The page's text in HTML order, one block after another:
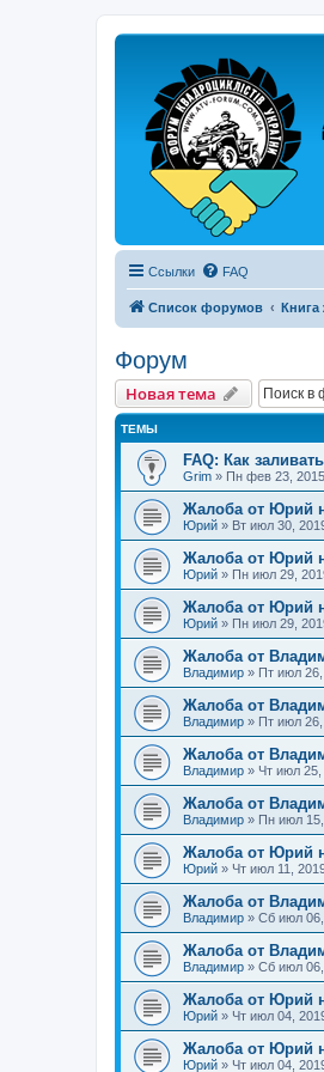
Ссылки FAQ
Список форумов Книга
Форум
Новая тема
ТЕМЫ
FAQ: Как
Grim » Пн фев 23,
Жалоба от Юрий
Юрий » Вт июл 30,
Жалоба от Юрий
Юрий » Пн июл 29,
Жалоба от Юрий
Юрий » Пн июл 29,
Жалоба от
Владимир » Пт июл
Жалоба от
Владимир » Пт июл
Жалоба от
Владимир » Чт июл 25,
Жалоба от
Владимир » Пн июл
Жалоба от Юрий
Юрий » Чт июл 11,
Жалоба от
Владимир » Сб июл 06,
Жалоба от
Владимир » Сб июл 06,
Жалоба от Юрий
Юрий » Чт июл 04,
Жалоба от Юрий
Юрий » Чт июл 04,